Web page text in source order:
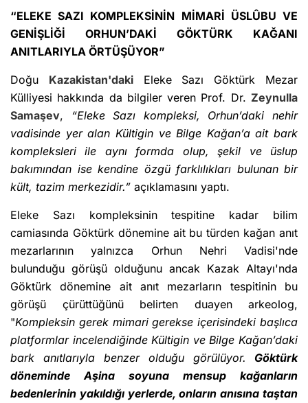
“ELEKE SAZI KOMPLEKSİNİN MİMARİ ÜSLÛBU VE
GENİŞLİĞİ ORHUN’DAKİ GÖKTÜRK KAĞANI
ANITLARIYLA ÖRTÜŞÜYOR”
Doğu Kazakistan'dakiEleke Sazı Göktürk Mezar
Külliyesi hakkında da bilgiler veren Prof. Dr. Zeynulla
Samaşev,
“Eleke Sazı kompleksi, Orhun’daki nehir
vadisinde yer alan Kültigin ve Bilge Kağan’a ait bark
kompleksleri ile aynı formda olup, şekil ve üslup
bakımından ise kendine özgü farklılıkları bulunan bir
kült, tazim merkezidir.” açıklamasını yaptı.
Eleke Sazı kompleksinin tespitine kadar bilim
camiasında Göktürk dönemine ait bu türden kağan anıt
mezarlarının yalnızca Orhun Nehri Vadisi'nde
bulunduğu görüşü olduğunu ancak Kazak Altayı'nda
Göktürk dönemine ait anıt mezarların tespitinin bu
görüşü çürüttüğünü belirten duayen arkeolog,
"Kompleksin gerek mimari gerekse içerisindeki başlıca
platformlar incelendiğinde Kültigin ve Bilge Kağan’daki
bark anıtlarıyla benzer olduğu görülüyor.
Göktürk
döneminde Aşina soyuna mensup kağanların
bedenlerinin yakıldığı yerlerde, onların anısına taştan